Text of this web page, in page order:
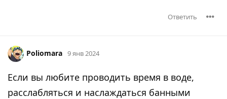
Ответить
Poliomara 9 янв 2024
Если вы любите проводить время в воде,
расслабляться и наслаждаться банными